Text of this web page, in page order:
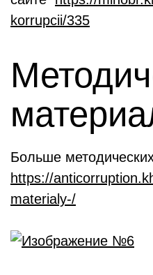
korrupcii/335
Больше
https://
materialy-/